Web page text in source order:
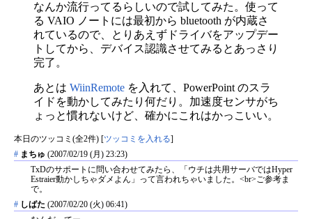
なんか流行ってるらしいので試してみた。使って
る VAIO ノートには最初から bluetooth が内蔵さ
れているので、とりあえずドライバをアップデー
トしてから、デバイス認識させてみるとあっさり
完了。
あとは WiinRemote を入れて、PowerPoint のスラ
イドを動かしてみたり何だり。加速度センサがち
ょっと慣れないけど、確かにこれはかっこいい。
本日のツッコミ(全2件) [ ツッコミを入れる
# まちゅ (2007/02/19 (月) 23:23)
TxDのサポートに問い合わせてみたら、「ウチは共用サーバではHyper
Estraier動かしちゃダメよん」って言われちゃいました。<br>ご参考ま
で。
# しばた (2007/02/20 (火) 06:41)